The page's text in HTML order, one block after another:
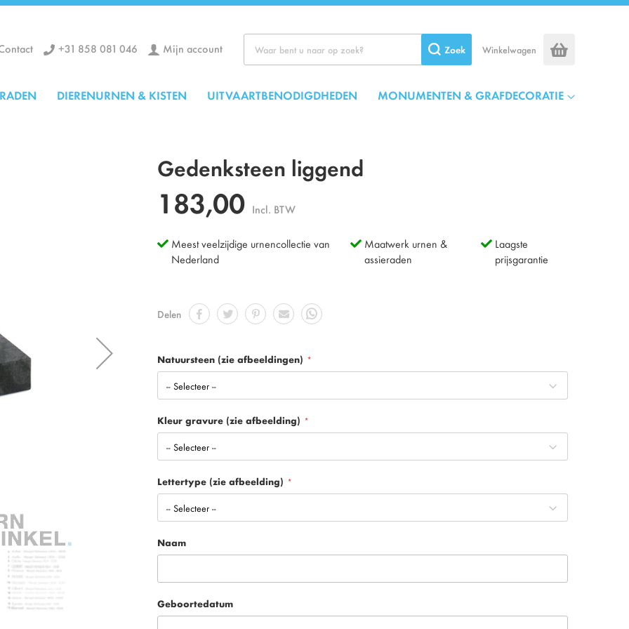
Winkelwagen
+31 858 081 046 Mijn account Zoek
DIERENURNEN & KISTEN UITVAARTBENODIGDHEDEN MONUMENTEN & GRAFDECORATIE
Gedenksteen liggend
183,00 Incl. BTW
Meest veelzijdige urnencollectie van
Nederland
Maatwerk urnen &
assieraden
Laagste
prijsgarantie
Delen
Natuursteen (zie afbeeldingen)
Kleur gravure (zie afbeelding)
Lettertype (zie afbeelding)
Naam
Geboortedatum